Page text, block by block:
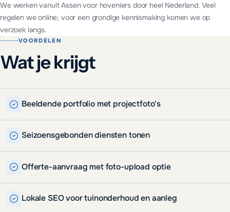
We werken vanuit Assen voor hoveniers door heel Nederland. Veel
regelen we online; voor een grondige kennismaking komen we op
verzoek langs.
VOORDELEN
Wat je krijgt
Beeldende portfolio met projectfoto's
Seizoensgebonden diensten tonen
Offerte-aanvraag met foto-upload optie
Lokale SEO voor tuinonderhoud en aanleg